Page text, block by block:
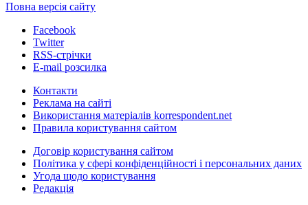
Повна версія сайту
Facebook
Twitter
RSS-стрічки
E-mail розсилка
Контакти
Реклама на сайті
Використання матеріалів korrespondent.net
Правила користування сайтом
Договір користування сайтом
Політика у сфері конфіденційності і персональних даних
Угода щодо користування
Редакція